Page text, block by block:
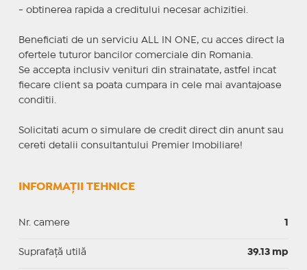
- obtinerea rapida a creditului necesar achizitiei.
Beneficiati de un serviciu ALL IN ONE, cu acces direct la
ofertele tuturor bancilor comerciale din Romania.
Se accepta inclusiv venituri din strainatate, astfel incat
fiecare client sa poata cumpara in cele mai avantajoase
conditii.
Solicitati acum o simulare de credit direct din anunt sau
cereti detalii consultantului Premier Imobiliare!
INFORMAȚII TEHNICE
Nr. camere 1
Suprafaţă utilă 39.13 mp